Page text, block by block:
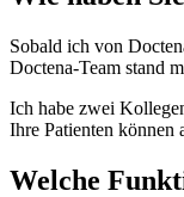
Sobald ich von
Doctena-Team stand
Ich habe zwei
Ihre Patienten können
Welche